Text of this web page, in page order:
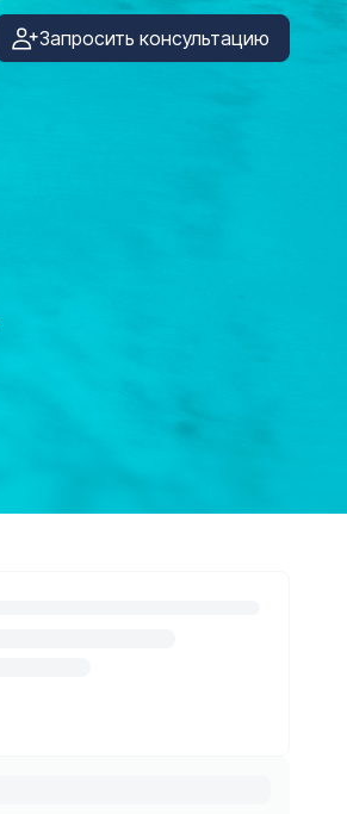
Запросить консультацию